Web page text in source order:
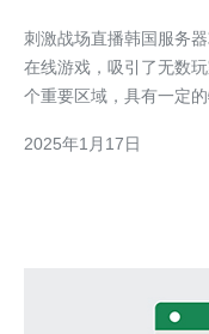
刺激战场直播韩国服务器攻略 刺激战场作为一款风靡
在线游戏，吸引了无数
个重要区域，具有一定
下几个原因： 1. 韩国服
2025年1月17日